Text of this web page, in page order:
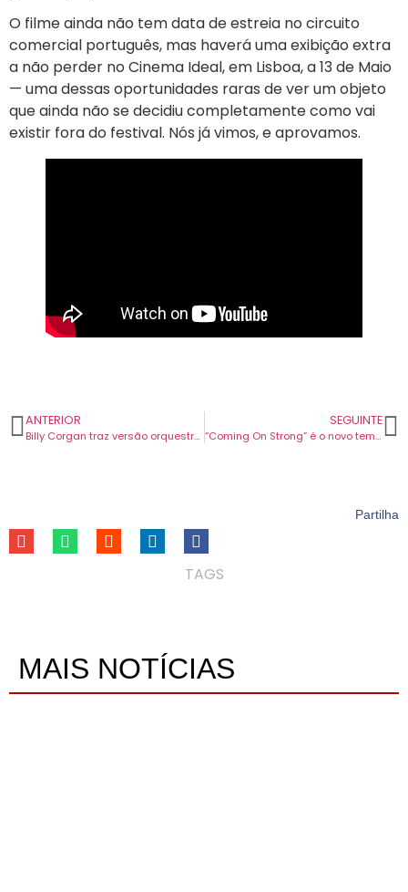
O filme ainda não tem data de estreia no circuito
comercial português, mas haverá uma exibição extra
a não perder no Cinema Ideal, em Lisboa, a 13 de Maio
— uma dessas oportunidades raras de ver um objeto
que ainda não se decidiu completamente como vai
existir fora do festival. Nós já vimos, e aprovamos.
ANTERIOR
Billy Corgan traz versão orquestral de ‘Mellon Collie and the Infinite Sadness’ à Europa.
SEGUINTE
“Coming On Strong” é o novo tema dos Bloc Party. Álbum novo chega em setembro.
Partilha
TAGS
MAIS NOTÍCIAS